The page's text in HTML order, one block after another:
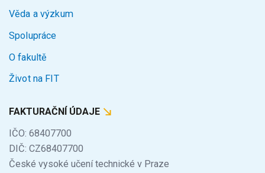
Věda a výzkum
Spolupráce
O fakultě
Život na FIT
FAKTURAČNÍ ÚDAJE
IČO: 68407700
DIČ: CZ68407700
České vysoké učení technické v Praze